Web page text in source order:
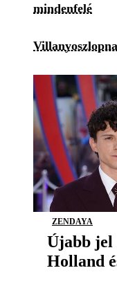
mindenfelé
ZENDAYA
Újabb jel
Holland